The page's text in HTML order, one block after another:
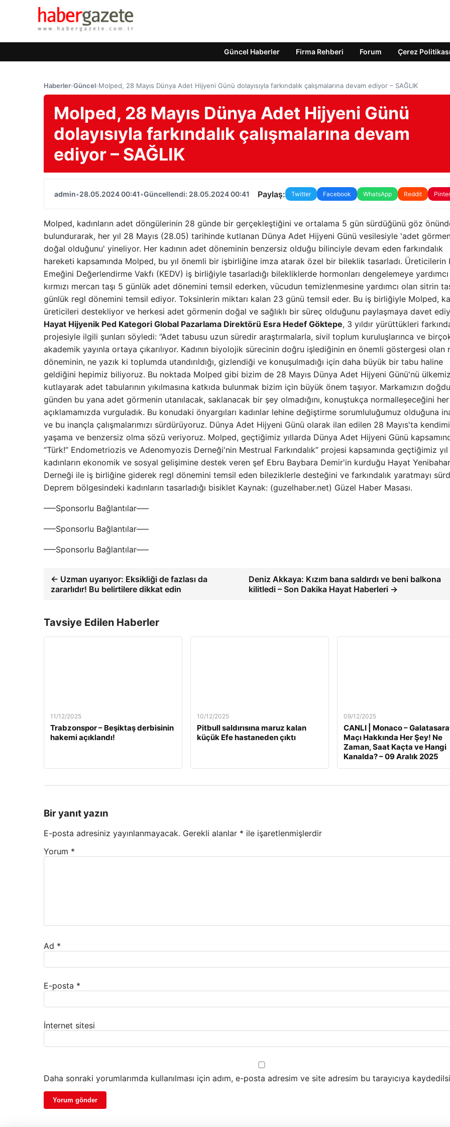
Güncel Haberler Firma Rehberi Forum Çerez Politikası
Haberler›Güncel›Molped, 28 Mayıs Dünya Adet Hijyeni Günü dolayısıyla farkındalık çalışmalarına devam ediyor – SAĞLIK
Molped, 28 Mayıs Dünya Adet Hijyeni Günü
dolayısıyla farkındalık çalışmalarına devam
ediyor – SAĞLIK
admin•28.05.2024 00:41•Güncellendi: 28.05.2024 00:41 Paylaş: Twitter Facebook WhatsApp Reddit
Molped, kadınların adet döngülerinin 28 günde bir gerçekleştiğini ve ortalama 5 gün sürdüğünü göz
bulundurarak, her yıl 28 Mayıs (28.05) tarihinde kutlanan Dünya Adet Hijyeni Günü vesilesiyle 'adet
doğal olduğunu' yineliyor. Her kadının adet döneminin benzersiz olduğu bilinciyle devam eden farkındalık
hareketi kapsamında Molped, bu yıl önemli bir işbirliğine imza atarak özel bir bileklik tasarladı. Üreticilerin
Emeğini Değerlendirme Vakfı (KEDV) iş birliğiyle tasarladığı bilekliklerde hormonları dengelemeye
kırmızı mercan taşı 5 günlük adet dönemini temsil ederken, vücudun temizlenmesine yardımcı olan sitrin
günlük regl dönemini temsil ediyor. Toksinlerin miktarı kalan 23 günü temsil eder. Bu iş birliğiyle Molped,
üreticileri destekliyor ve herkesi adet görmenin doğal ve sağlıklı bir süreç olduğunu paylaşmaya davet
Hayat Hijyenik Ped Kategori Global Pazarlama Direktörü Esra Hedef Göktepe, 3 yıldır yürüttükleri
projesiyle ilgili şunları söyledi: “Adet tabusu uzun süredir araştırmalarla, sivil toplum kuruluşlarınca ve
akademik yayınla ortaya çıkarılıyor. Kadının biyolojik sürecinin doğru işlediğinin en önemli göstergesi olan
döneminin, ne yazık ki toplumda utandırıldığı, gizlendiği ve konuşulmadığı için daha büyük bir tabu haline
geldiğini hepimiz biliyoruz. Bu noktada Molped gibi bizim de 28 Mayıs Dünya Adet Hijyeni Günü'nü
kutlayarak adet tabularının yıkılmasına katkıda bulunmak bizim için büyük önem taşıyor. Markamızın
günden bu yana adet görmenin utanılacak, saklanacak bir şey olmadığını, konuştukça normalleşeceğini her
açıklamamızda vurguladık. Bu konudaki önyargıları kadınlar lehine değiştirme sorumluluğumuz olduğuna
ve bu inançla çalışmalarımızı sürdürüyoruz. Dünya Adet Hijyeni Günü olarak ilan edilen 28 Mayıs'ta
yaşama ve benzersiz olma sözü veriyoruz. Molped, geçtiğimiz yıllarda Dünya Adet Hijyeni Günü
“Türk!” Endometriozis ve Adenomyozis Derneği'nin Mestrual Farkındalık” projesi kapsamında geçtiğimiz yıl
kadınların ekonomik ve sosyal gelişimine destek veren şef Ebru Baybara Demir'in kurduğu Hayat Yenibahar
Derneği ile iş birliğine giderek regl dönemini temsil eden bileziklerle desteğini ve farkındalık yaratmayı
Deprem bölgesindeki kadınların tasarladığı bisiklet Kaynak: (guzelhaber.net) Güzel Haber Masası.
—–Sponsorlu Bağlantılar—–
—–Sponsorlu Bağlantılar—–
—–Sponsorlu Bağlantılar—–
← Uzman uyarıyor: Eksikliği de fazlası da
zararlıdır! Bu belirtilere dikkat edin
Deniz Akkaya: Kızım bana saldırdı ve beni balkona
kilitledi – Son Dakika Hayat Haberleri →
Tavsiye Edilen Haberler
11/12/2025
Trabzonspor – Beşiktaş derbisinin
hakemi açıklandı!
10/12/2025
Pitbull saldırısına maruz kalan
küçük Efe hastaneden çıktı
09/12/2025
CANLI | Monaco –
Maçı Hakkında Her Şey! Ne
Zaman, Saat Kaçta ve Hangi
Kanalda? – 09 Aralık 2025
Bir yanıt yazın
E-posta adresiniz yayınlanmayacak. Gerekli alanlar * ile işaretlenmişlerdir
Yorum *
Ad *
E-posta *
İnternet sitesi
Daha sonraki yorumlarımda kullanılması için adım, e-posta adresim ve site adresim bu tarayıcıya